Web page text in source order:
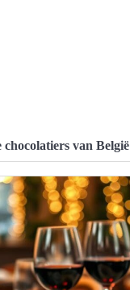
van België